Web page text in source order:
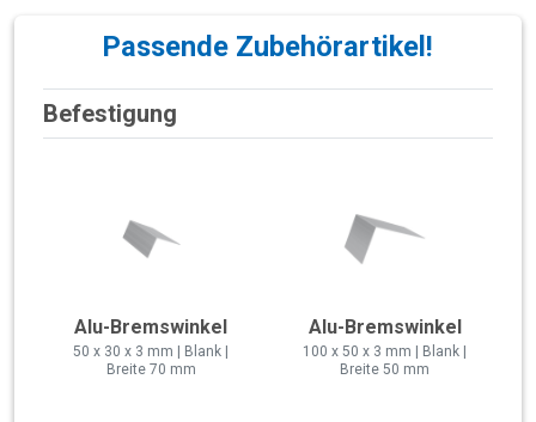
Passende Zubehörartikel!
Befestigung
Alu-Bremswinkel
50 x 30 x 3 mm | Blank |
Breite 70 mm
Alu-Bremswinkel
100 x 50 x 3 mm | Blank |
Breite 50 mm